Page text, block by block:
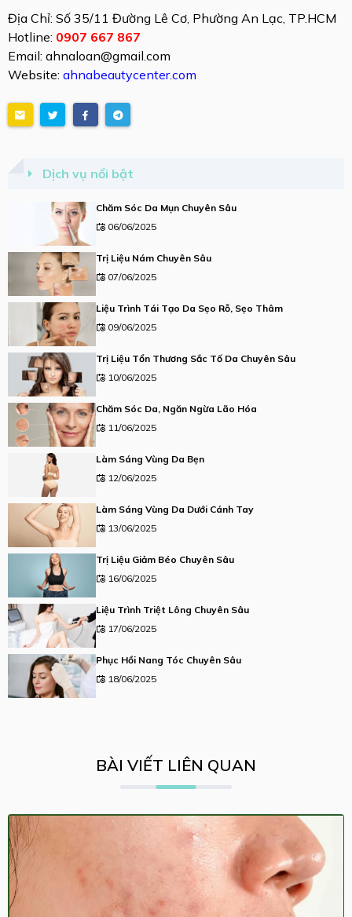
Địa Chỉ: Số 35/11 Đường Lê Cơ, Phường An Lạc, TP.HCM
Hotline: 0907 667 867
Email: ahnaloan@gmail.com
Website: ahnabeautycenter.com
Dịch vụ nổi bật
Chăm Sóc Da Mụn Chuyên Sâu
06/06/2025
Trị Liệu Nám Chuyên Sâu
07/06/2025
Liệu Trình Tái Tạo Da Sẹo Rỗ, Sẹo Thâm
09/06/2025
Trị Liệu Tổn Thương Sắc Tố Da Chuyên Sâu
10/06/2025
Chăm Sóc Da, Ngăn Ngừa Lão Hóa
11/06/2025
Làm Sáng Vùng Da Bẹn
12/06/2025
Làm Sáng Vùng Da Dưới Cánh Tay
13/06/2025
Trị Liệu Giảm Béo Chuyên Sâu
16/06/2025
Liệu Trình Triệt Lông Chuyên Sâu
17/06/2025
Phục Hồi Nang Tóc Chuyên Sâu
18/06/2025
BÀI VIẾT LIÊN QUAN